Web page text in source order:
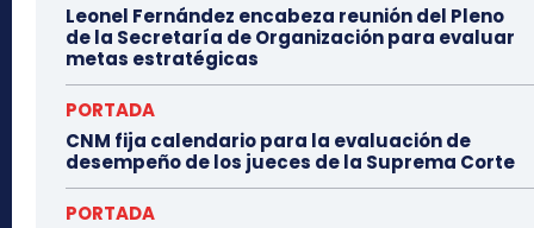
Leonel Fernández encabeza reunión del Pleno
de la Secretaría de Organización para evaluar
metas estratégicas
PORTADA
CNM fija calendario para la evaluación de
desempeño de los jueces de la Suprema Corte
PORTADA